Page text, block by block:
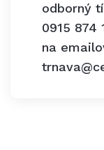
odborný
0915 874
na